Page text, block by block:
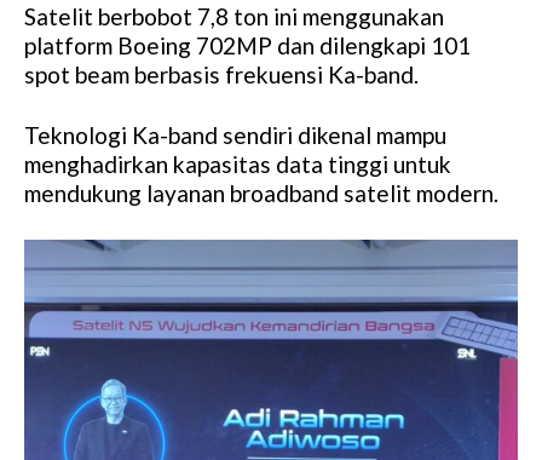
Satelit berbobot 7,8 ton ini menggunakan
platform Boeing 702MP dan dilengkapi 101
spot beam berbasis frekuensi Ka-band.
Teknologi Ka-band sendiri dikenal mampu
menghadirkan kapasitas data tinggi untuk
mendukung layanan broadband satelit modern.